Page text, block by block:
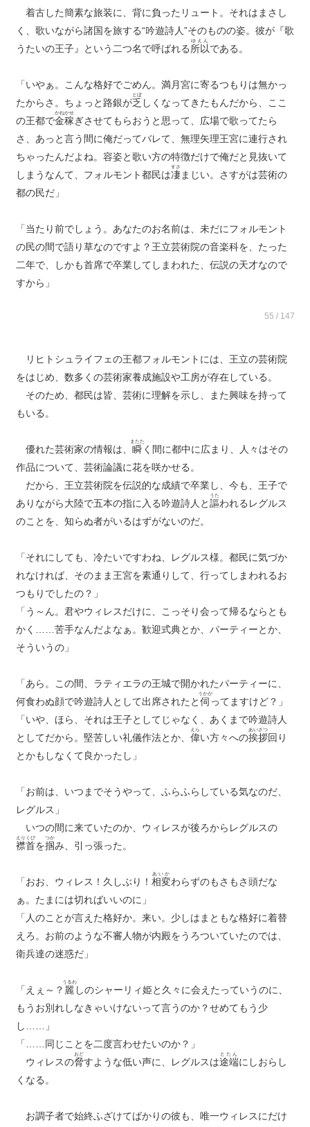
着古した簡素な旅装に、背に負ったリュート。それはまさし
く、歌いながら諸国を旅する“吟遊詩人”そのものの姿。彼が『歌
うたいの王子』という二つ名で呼ばれる所以
ゆえん
である。
「いやぁ。こんな格好でごめん。満月宮に寄るつもりは無かっ
たからさ。ちょっと路銀が乏
とぼ
しくなってきたもんだから、ここ
の王都で金稼
かねかせ
ぎさせてもらおうと思って、広場で歌ってたら
さ、あっと言う間に俺だってバレて、無理矢理王宮に連行され
ちゃったんだよね。容姿と歌い方の特徴だけで俺だと見抜いて
しまうなんて、フォルモント都民は凄
すさ
まじい。さすがは芸術の
都の民だ」
「当たり前でしょう。あなたのお名前は、未だにフォルモント
の民の間で語り草なのですよ？王立芸術院の音楽科を、たった
二年で、しかも首席で卒業してしまわれた、伝説の天才なので
すから」
55 / 147
リヒトシュライフェの王都フォルモントには、王立の芸術院
をはじめ、数多くの芸術家養成施設や工房が存在している。
そのため、都民は皆、芸術に理解を示し、また興味を持って
もいる。
優れた芸術家の情報は、 瞬
またた
く間に都中に広まり、人々はその
作品について、芸術論議に花を咲かせる。
だから、王立芸術院を伝説的な成績で卒業し、今も、王子で
ありながら大陸で五本の指に入る吟遊詩人と謳
うた
われるレグルス
のことを、知らぬ者がいるはずがないのだ。
「それにしても、冷たいですわね、レグルス様。都民に気づか
れなければ、そのまま王宮を素通りして、行ってしまわれるお
つもりでしたの？」
「う～ん。君やウィレスだけに、こっそり会って帰るならとも
かく……苦手なんだよなぁ。歓迎式典とか、パーティーとか、
そういうの」
「あら。この間、ラティエラの王城で開かれたパーティーに、
何食わぬ顔で吟遊詩人として出席されたと伺
うかが
ってますけど？」
「いや、ほら、それは王子としてじゃなく、あくまで吟遊詩人
としてだから。堅苦しい礼儀作法とか、 偉
えら
い方々への挨拶
あいさつ
回り
とかもしなくて良かったし」
「お前は、いつまでそうやって、ふらふらしている気なのだ、
レグルス」
いつの間に来ていたのか、ウィレスが後ろからレグルスの
襟首
えりくび
を掴
つか
み、引っ張った。
「おお、ウィレス！久しぶり！ 相変
あいか
わらずのもさもさ頭だな
ぁ。たまには切ればいいのに」
「人のことが言えた格好か。来い。少しはまともな格好に着替
えろ。お前のような不審人物が内殿をうろついていたのでは、
衛兵達の迷惑だ」
「えぇ～？ 麗
うるわ
しのシャーリィ姫と久々に会えたっていうのに、
もうお別れしなきゃいけないって言うのか？せめてもう少
し……」
「……同じことを二度言わせたいのか？」
ウィレスの脅
おど
すような低い声に、レグルスは途端
とたん
にしおらし
くなる。
お調子者で始終ふざけてばかりの彼も、唯一ウィレスにだけ